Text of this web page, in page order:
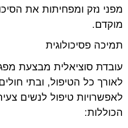
מפני נזק ומפחיתות את
מוקדם.
תמיכה פסיכולוגית
עובדת סוציאלית מבצעת
לאורך כל הטיפול, ובתי
לאפשרויות טיפול לנשים
הכוללות: